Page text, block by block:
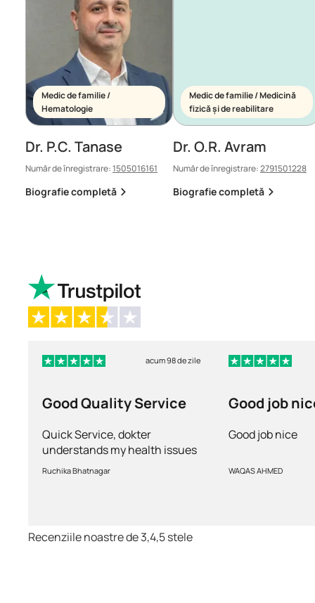
Medic de familie /
Hematologie
Dr. P.C. Tanase
Număr de înregistrare:1505016161
Biografie completă
Medic de familie / Medicină
fizică și de reabilitare
Dr. O.R. Avram
Număr de înregistrare:2791501228
Biografie completă
acum 98 de zile
Good Quality Service
Quick Service, dokter
understands my health issues
and good diagnosis
Ruchika Bhatnagar
Good job
Good job nice
WAQAS AHMED
Recenziile noastre de 3,4,5 stele